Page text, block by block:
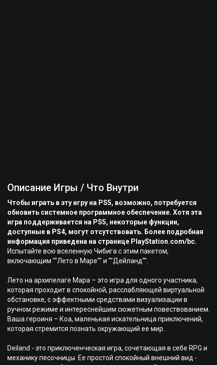
Описание Игры / Что Внутри
Чтобы играть в эту игру на PS5, возможно, потребуется
обновить системное программное обеспечение. Хотя эта
игра поддерживается на PS5, некоторые функции,
доступные в PS4, могут отсутствовать. Более подробная
информация приведена на странице PlayStation.com/bc.
Испытайте всю вселенную Чибига с этим пакетом,
включающим ""Лето в Маре"" и ""Дейланд"".
Лето на архипелаге Мара – это игра для одного участника,
которая проходит в спокойной, расслабляющей виртуальной
обстановке, с эффектными средствами визуализации в
ручном режиме и интереснейшим сюжетным повествованием.
Ваша героиня – Коа, маленькая искательница приключений,
которая стремится познать окружающий ее мир.
Deiland - это приключенческая игра, сочетающая в себе RPG и
механику песочницы. Ее простой спокойный внешний вид -